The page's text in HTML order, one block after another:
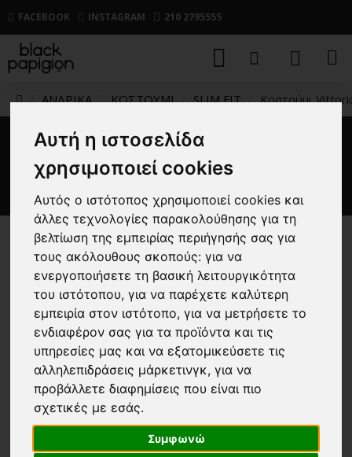
Αυτή η ιστοσελίδα
χρησιμοποιεί cookies
Αυτός ο ιστότοπος χρησιμοποιεί cookies και
άλλες τεχνολογίες παρακολούθησης για τη
βελτίωση της εμπειρίας περιήγησής σας για
τους ακόλουθους σκοπούς:για να
ενεργοποιήσετε τη βασική λειτουργικότητα
του ιστότοπου,για να παρέχετε καλύτερη
εμπειρία στον ιστότοπο,για να μετρήσετε το
ενδιαφέρον σας για τα προϊόντα και τις
υπηρεσίες μας και να εξατομικεύσετε τις
αλληλεπιδράσεις μάρκετινγκ,για να
προβάλλετε διαφημίσεις που είναι πιο
σχετικές με εσάς.
Συμφωνώ
FACEBOOK INSTAGRAM 210 2795555
ΑΝΔΡΙΚΑ ΚΟΣΤΟΥΜΙ SLIM FIT Κοστούμι
Κοστούμι Vittorio Smokin
μπλε ρουά